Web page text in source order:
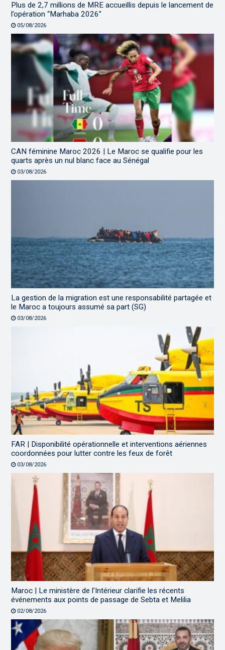
Plus de 2,7 millions de MRE accueillis depuis le lancement de
l’opération “Marhaba 2026”
05/08/2026
CAN féminine Maroc 2026 | Le Maroc se qualifie pour les
quarts après un nul blanc face au Sénégal
03/08/2026
La gestion de la migration est une responsabilité partagée et
le Maroc a toujours assumé sa part (SG)
03/08/2026
FAR | Disponibilité opérationnelle et interventions aériennes
coordonnées pour lutter contre les feux de forêt
03/08/2026
Maroc | Le ministère de l’Intérieur clarifie les récents
événements aux points de passage de Sebta et Melilia
02/08/2026